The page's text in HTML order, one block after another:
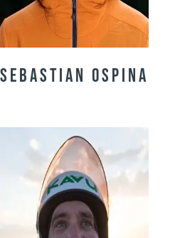
Sebastian Ospina